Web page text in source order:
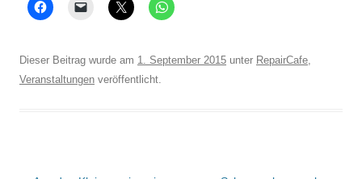
Dieser Beitrag wurde am 1. September 2015 unter RepairCafe,
Veranstaltungen veröffentlicht.